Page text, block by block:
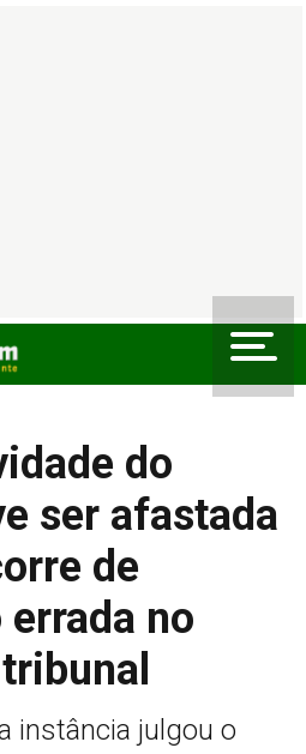
do
ser afastada
de
no
instância julgou o